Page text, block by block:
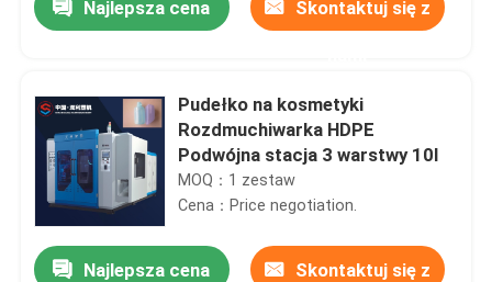
Najlepsza cena Skontaktuj się z
Pudełko na kosmetyki
Rozdmuchiwarka HDPE
Podwójna stacja 3 warstwy 10l
MOQ：1 zestaw
Cena：Price negotiation.
Najlepsza cena Skontaktuj się z